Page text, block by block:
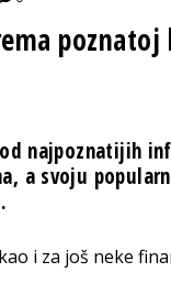
poznatoj
najpoznatijih
a svoju
i za još neke